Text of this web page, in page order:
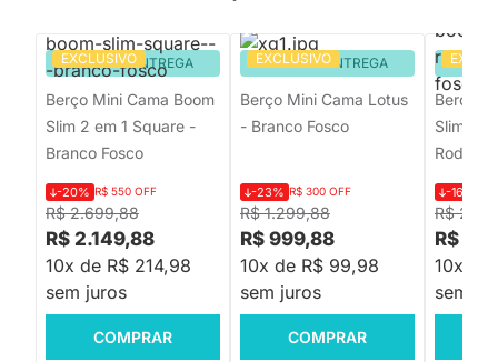
EXCLUSIVO
PRONTA ENTREGA
Berço Mini Cama Boom
Slim 2 em 1 Square -
Branco Fosco
R$ 2.699,88
-20% R$ 550 OFF
R$ 2.149,88
10x de R$ 214,98
sem juros
COMPRAR
EXCLUSIVO
PRONTA ENTREGA
Berço Mini Cama Lotus
- Branco Fosco
R$ 1.299,88
-23% R$ 300 OFF
R$ 999,88
10x de R$ 99,98
sem juros
COMPRAR
Berço
Slim 2
R$
-16%
R$
10x de
sem